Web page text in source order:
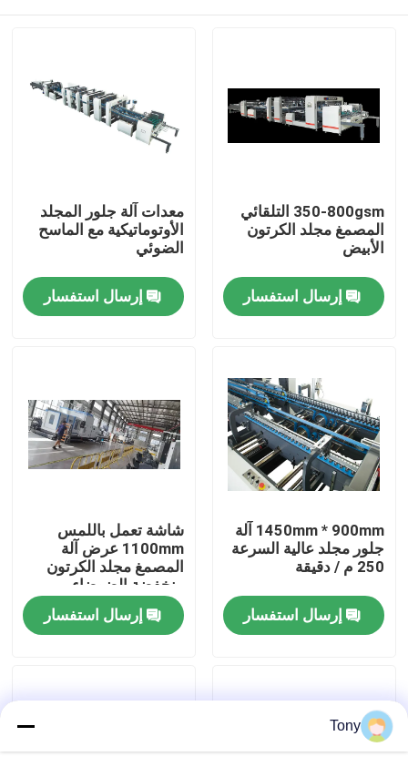
المنزل
المنتجات
جولة في المصنع
مراقبة الجودة
اتصل بنا
اطلب اقتباس
آلة تغليف الفلوت
350-800gsm التلقائي
المصمغ مجلد الكرتون
الأبيض
إرسال استفسار
معدات آلة جلور المجلد
الأوتوماتيكية مع الماسح
الضوئي
إرسال استفسار
1450mm * 900mm آلة
جلور مجلد عالية السرعة
250 م / دقيقة
إرسال استفسار
شاشة تعمل باللمس
1100mm عرض آلة
المصمغ مجلد الكرتون
منخفضة الضوضاء
إرسال استفسار
Tony